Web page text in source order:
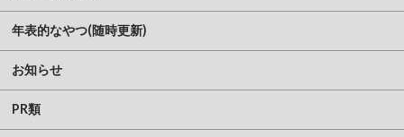
年表的なやつ(随時更新)
お知らせ
PR類